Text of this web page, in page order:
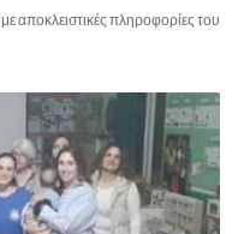
αποκλειστικές πληροφορίες του